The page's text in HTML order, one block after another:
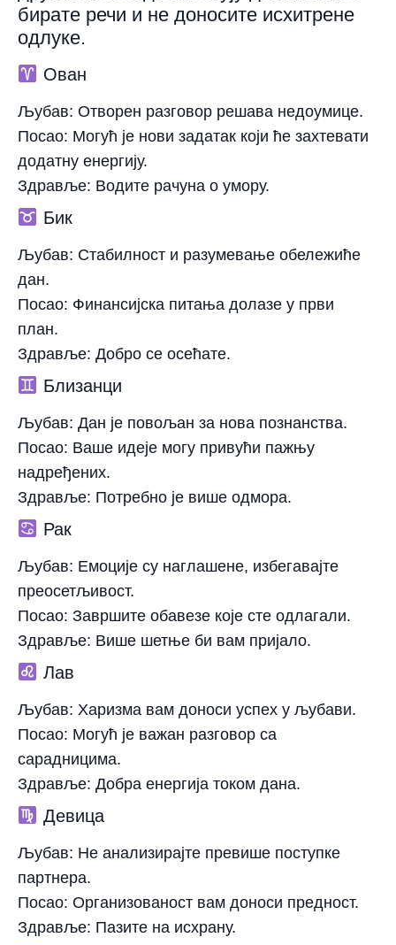
бирате речи и не доносите исхитрене
одлуке.
Ован
Љубав: Отворен разговор решава недоумице.
Посао: Могућ је нови задатак који ће захтевати
додатну енергију.
Здравље: Водите рачуна о умору.
Бик
Љубав: Стабилност и разумевање обележиће
дан.
Посао: Финансијска питања долазе у први
план.
Здравље: Добро се осећате.
Близанци
Љубав: Дан је повољан за нова познанства.
Посао: Ваше идеје могу привући пажњу
надређених.
Здравље: Потребно је више одмора.
Рак
Љубав: Емоције су наглашене, избегавајте
преосетљивост.
Посао: Завршите обавезе које сте одлагали.
Здравље: Више шетње би вам пријало.
Лав
Љубав: Харизма вам доноси успех у љубави.
Посао: Могућ је важан разговор са
сарадницима.
Здравље: Добра енергија током дана.
Девица
Љубав: Не анализирајте превише поступке
партнера.
Посао: Организованост вам доноси предност.
Здравље: Пазите на исхрану.